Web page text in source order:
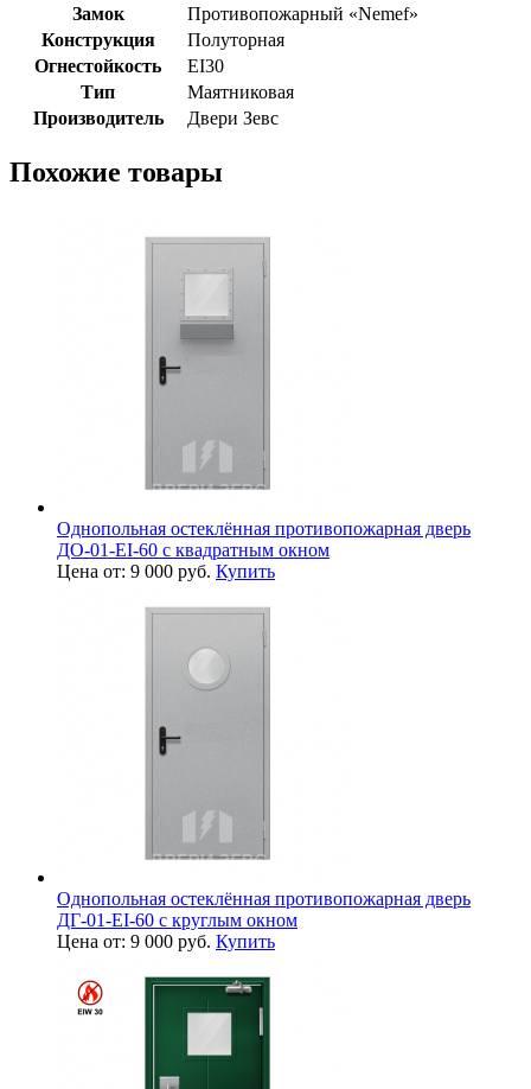
Замок
Противопожарный «Nemef»
Конструкция
Полуторная
Огнестойкость
EI30
Тип
Маятниковая
Производитель
Двери Зевс
Похожие товары
Однопольная остеклённая противопожарная дверь
ДО-01-EI-60 с квадратным окном
Цена от: 9 000 руб. Купить
Однопольная остеклённая противопожарная дверь
ДГ-01-EI-60 с круглым окном
Цена от: 9 000 руб. Купить